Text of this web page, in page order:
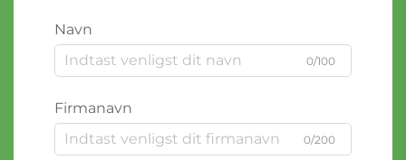
Navn
0/100
Firmanavn
0/200